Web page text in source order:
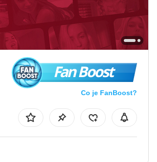
Fan Boost
Co je FanBoost?